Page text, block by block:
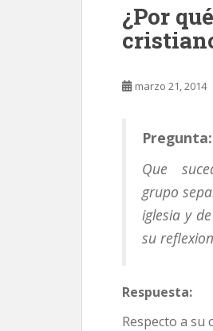
¿Por
marzo 21, 2014
Pregunta:
Que
grupo
iglesia y
su
Respuesta:
Respecto a su